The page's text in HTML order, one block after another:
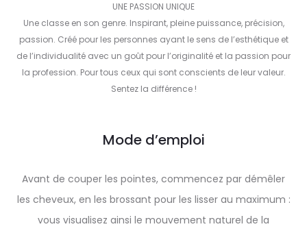
UNE PASSION UNIQUE
Une classe en son genre. Inspirant, pleine puissance, précision,
passion. Créé pour les personnes ayant le sens de l’esthétique et
de l’individualité avec un goût pour l’originalité et la passion pour
la profession. Pour tous ceux qui sont conscients de leur valeur.
Sentez la différence !
Mode d’emploi
Avant de couper les pointes, commencez par démêler
les cheveux, en les brossant pour les lisser au maximum :
vous visualisez ainsi le mouvement naturel de la